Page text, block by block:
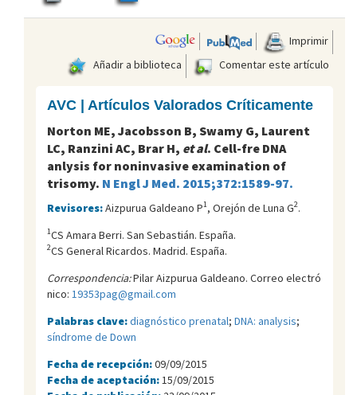
Imprimir
Añadir a biblioteca
Comentar este artículo
AVC | Artículos Valorados Críticamente
Norton ME, Jacobsson B, Swamy G, Laurent
LC, Ranzini AC, Brar H, et al. Cell-fre DNA
anlysis for noninvasive examination of
trisomy. N Engl J Med. 2015;372:1589-97.
Revisores:Aizpurua Galdeano P1, Orejón de Luna G2.
1CS Amara Berri. San Sebastián. España.
2CS General Ricardos. Madrid. España.
Correspondencia:Pilar Aizpurua Galdeano. Correo electró
nico: 19353pag@gmail.com
Palabras clave:diagnóstico prenatal; DNA: analysis;
síndrome de Down
Fecha de recepción:09/09/2015
Fecha de aceptación: 15/09/2015